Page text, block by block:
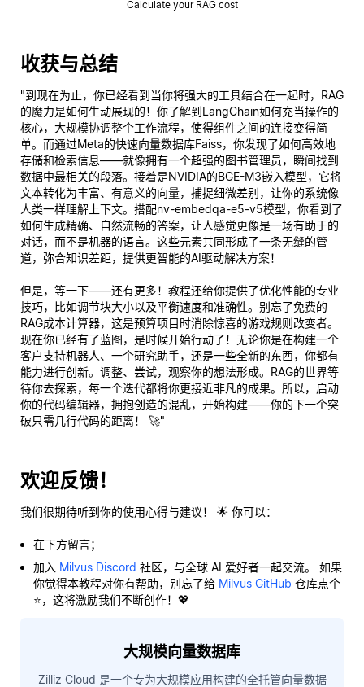
Calculate your RAG cost
收获与总结
"到现在为止，你已经看到当你将强大的工具结合在一起时，RAG
的魔力是如何生动展现的！你了解到LangChain如何充当操作的
核心，大规模协调整个工作流程，使得组件之间的连接变得简
单。而通过Meta的快速向量数据库Faiss，你发现了如何高效地
存储和检索信息——就像拥有一个超强的图书管理员，瞬间找到
数据中最相关的段落。接着是NVIDIA的BGE-M3嵌入模型，它将
文本转化为丰富、有意义的向量，捕捉细微差别，让你的系统像
人类一样理解上下文。搭配nv-embedqa-e5-v5模型，你看到了
如何生成精确、自然流畅的答案，让人感觉更像是一场有助于的
对话，而不是机器的语言。这些元素共同形成了一条无缝的管
道，弥合知识差距，提供更智能的AI驱动解决方案！
但是，等一下——还有更多！教程还给你提供了优化性能的专业
技巧，比如调节块大小以及平衡速度和准确性。别忘了免费的
RAG成本计算器，这是预算项目时消除惊喜的游戏规则改变者。
现在你已经有了蓝图，是时候开始行动了！无论你是在构建一个
客户支持机器人、一个研究助手，还是一些全新的东西，你都有
能力进行创新。调整、尝试，观察你的想法形成。RAG的世界等
待你去探索，每一个迭代都将你更接近非凡的成果。所以，启动
你的代码编辑器，拥抱创造的混乱，开始构建——你的下一个突
破只需几行代码的距离！ 🚀"
欢迎反馈！
我们很期待听到你的使用心得与建议！ 🌟 你可以：
在下方留言；
加入 Milvus Discord 社区，与全球 AI 爱好者一起交流。 如果
你觉得本教程对你有帮助，别忘了给 Milvus GitHub 仓库点个
⭐，这将激励我们不断创作！💖
大规模向量数据库
Zilliz Cloud 是一个专为大规模应用构建的全托管向量数据